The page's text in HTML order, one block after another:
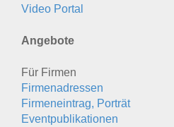
Video Portal
Angebote
Für Firmen
Firmenadressen
Firmeneintrag, Porträt
Eventpublikationen